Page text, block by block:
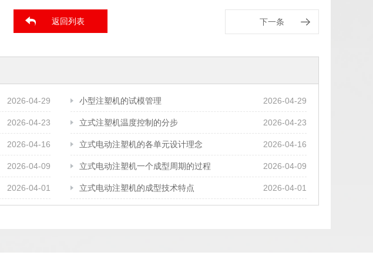
返回列表 下一条
2026-04-29 2026-04-29
小型注塑机的试模管理
2026-04-23 2026-04-23
立式注塑机温度控制的分步
2026-04-16 2026-04-16
立式电动注塑机的各单元设计理念
2026-04-09 2026-04-09
立式电动注塑机一个成型周期的过程
2026-04-01 2026-04-01
立式电动注塑机的成型技术特点